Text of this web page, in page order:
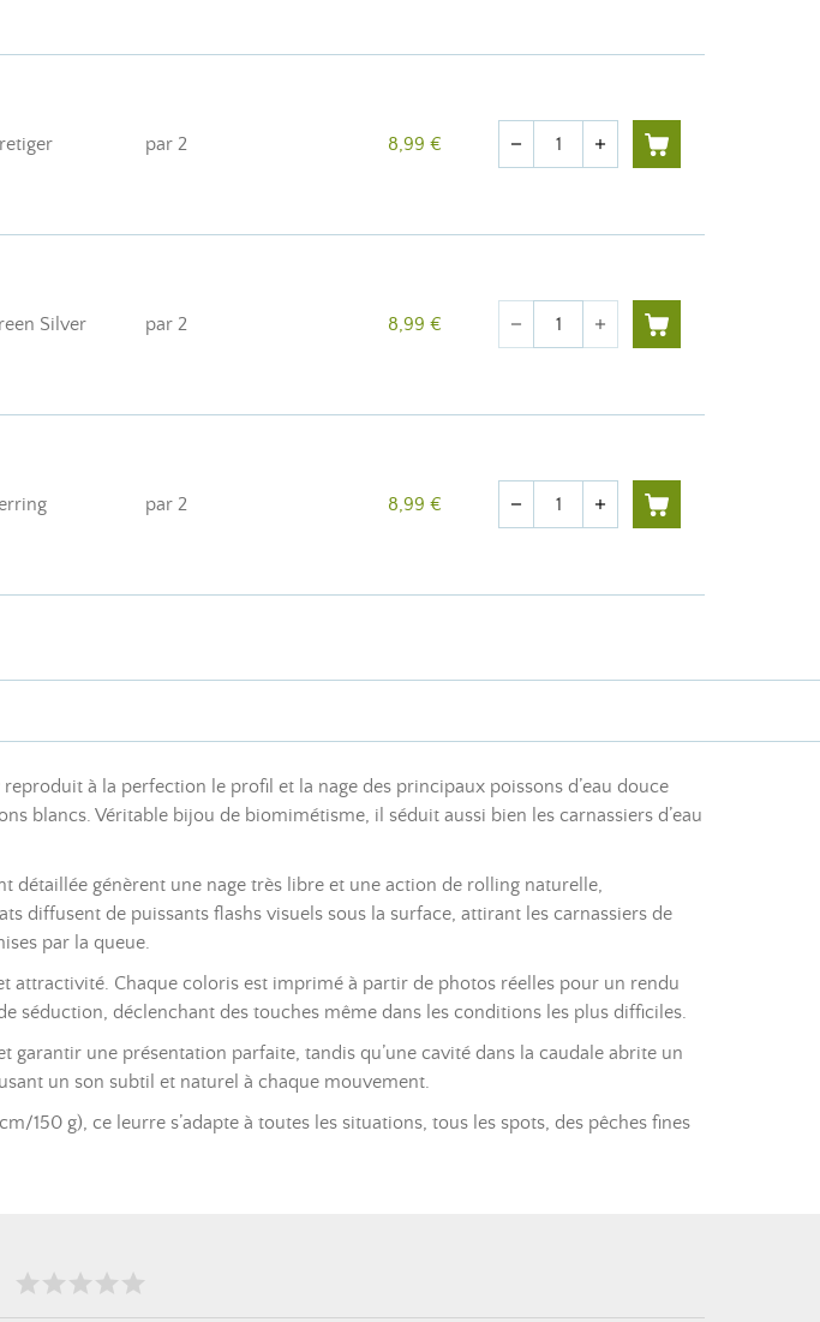
par 2 8,99 € Quantité
remove add
Silver par 2 8,99 € Quantité
remove add
par 2 8,99 € Quantité
remove add
reproduit à la perfection le profil et la nage des principaux poissons d’eau douce
blancs. Véritable bijou de biomimétisme, il séduit aussi bien les carnassiers d’eau
détaillée génèrent une nage très libre et une action de rolling naturelle,
diffusent de puissants flashs visuels sous la surface, attirant les carnassiers de
par la queue.
attractivité. Chaque coloris est imprimé à partir de photos réelles pour un rendu
séduction, déclenchant des touches même dans les conditions les plus difficiles.
une présentation parfaite, tandis qu’une cavité dans la caudale abrite un
un son subtil et naturel à chaque mouvement.
150 g), ce leurre s’adapte à toutes les situations, tous les spots, des pêches fines